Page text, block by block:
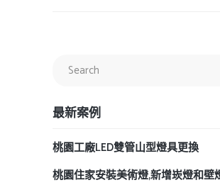
最新案例
桃園工廠LED雙管山型燈具更換
桃園住家安裝美術燈,新增崁燈和壁